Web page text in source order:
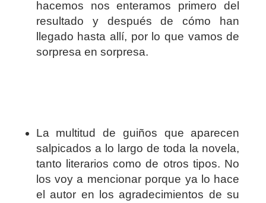
hacemos nos enteramos primero del
resultado y después de cómo han
llegado hasta allí, por lo que vamos de
sorpresa en sorpresa.
La multitud de guiños que aparecen
salpicados a lo largo de toda la novela,
tanto literarios como de otros tipos. No
los voy a mencionar porque ya lo hace
el autor en los agradecimientos de su